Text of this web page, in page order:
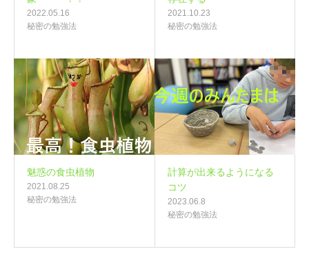
2022.05.16
秘密の勉強法
2021.10.23
秘密の勉強法
魅惑の食虫植物
2021.08.25
秘密の勉強法
計算が出来るようになる
コツ
2023.06.8
秘密の勉強法